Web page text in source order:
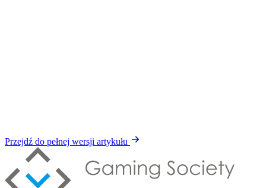
Przejdź do pełnej wersji artykułu